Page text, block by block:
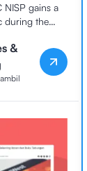
NISP gains a
during the
&